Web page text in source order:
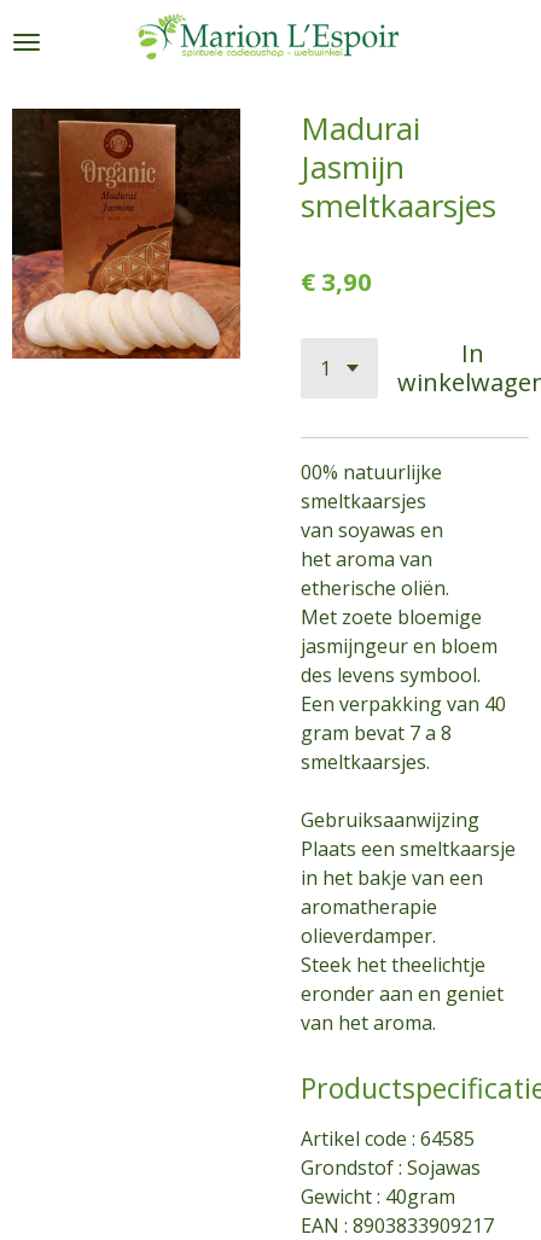
direct
de
hoofdinhoud
Madurai
Jasmijn
smeltkaarsjes
€ 3,90
In
00% natuurlijke
smeltkaarsjes
van soyawas en
het aroma van
etherische oliën.
Met zoete bloemige
jasmijngeur en bloem
des levens symbool.
Een verpakking van 40
gram bevat 7 a 8
smeltkaarsjes.
Gebruiksaanwijzing
Plaats een smeltkaarsje
in het bakje van een
aromatherapie
olieverdamper.
Steek het theelichtje
eronder aan en geniet
van het aroma.
Artikel code : 64585
Grondstof : Sojawas
Gewicht : 40gram
EAN : 8903833909217